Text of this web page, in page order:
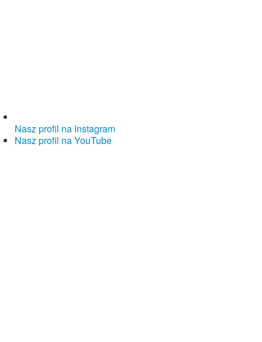
Nasz profil na Instagram
Nasz profil na YouTube